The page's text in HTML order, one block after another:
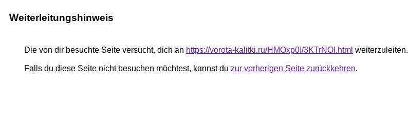
Weiterleitungshinweis
Die von dir besuchte Seite versucht, dich an https://vorota-kalitki.ru/HMOxp0I/3KTrNOl.html weiterzuleiten.
Falls du diese Seite nicht besuchen möchtest, kannst du zur vorherigen Seite zurückkehren.